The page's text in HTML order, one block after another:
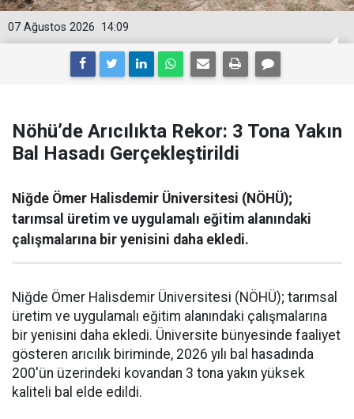
14:09
07 Ağustos 2026
Nöhü’de Arıcılıkta Rekor: 3 Tona Yakın
Bal Hasadı Gerçekleştirildi
Niğde Ömer Halisdemir Üniversitesi (NÖHÜ);
tarımsal üretim ve uygulamalı eğitim alanındaki
çalışmalarına bir yenisini daha ekledi.
Niğde Ömer Halisdemir Üniversitesi (NÖHÜ); tarımsal
üretim ve uygulamalı eğitim alanındaki çalışmalarına
bir yenisini daha ekledi. Üniversite bünyesinde faaliyet
gösteren arıcılık biriminde, 2026 yılı bal hasadında
200'ün üzerindeki kovandan 3 tona yakın yüksek
kaliteli bal elde edildi.